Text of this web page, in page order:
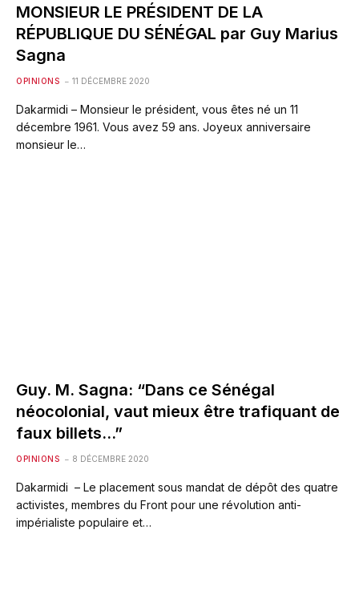
MONSIEUR LE PRÉSIDENT DE LA
RÉPUBLIQUE DU SÉNÉGAL par Guy Marius
Sagna
OPINIONS 11 DÉCEMBRE 2020
Dakarmidi – Monsieur le président, vous êtes né un 11
décembre 1961. Vous avez 59 ans. Joyeux anniversaire
monsieur le…
Guy. M. Sagna: “Dans ce Sénégal
néocolonial, vaut mieux être trafiquant de
faux billets…”
OPINIONS 8 DÉCEMBRE 2020
Dakarmidi – Le placement sous mandat de dépôt des quatre
activistes, membres du Front pour une révolution anti-
impérialiste populaire et…